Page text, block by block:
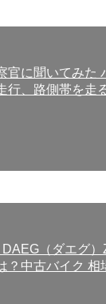
官に聞いてみた
行、路側帯を走
（ダエグ
？中古バイク 相